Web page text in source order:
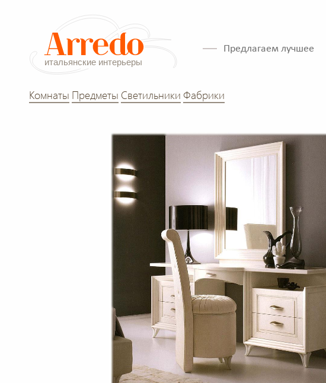
Предлагаем лучшее
Комнаты Предметы Светильники Фабрики